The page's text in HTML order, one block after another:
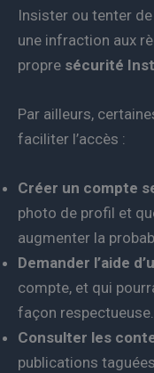
Insister ou tenter
une infraction aux
propre sécurité
Par ailleurs,
faciliter l’accès :
Créer un compte
photo de profil et
augmenter la
Demander l’aide
compte, et qui
façon respectueuse.
Consulter les
publications